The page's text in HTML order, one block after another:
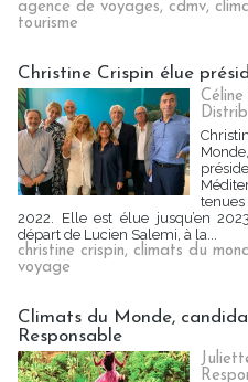
agence de voyages, cdmv,
tourisme
Christine Crispin élue
2022. Elle est élue jusqu’en
départ de Lucien Salemi, à la...
christine crispin, climats du
voyage
Climats du Monde,
Responsable